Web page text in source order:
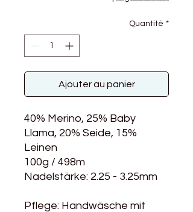
Quantité *
Ajouter au panier
40% Merino, 25% Baby
Llama, 20% Seide, 15%
Leinen
100g / 498m
Nadelstärke: 2.25 - 3.25mm
Pflege: Handwäsche mit